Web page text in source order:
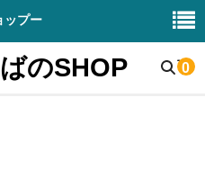
ップー
のSHOP 0